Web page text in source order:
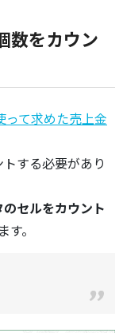
数をカウン
って求めた売上金
する必要があり
セルをカウント
。